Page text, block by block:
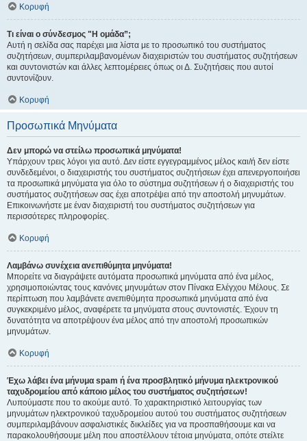
Κορυφή
Τι είναι ο σύνδεσμος "Η ομάδα”;
Αυτή η σελίδα σας παρέχει μια λίστα με το προσωπικό του συστήματος
συζητήσεων, συμπεριλαμβανομένων διαχειριστών του συστήματος συζητήσεων
και συντονιστών και άλλες λεπτομέρειες όπως οι Δ. Συζητήσεις που αυτοί
συντονίζουν.
Κορυφή
Προσωπικά Μηνύματα
Δεν μπορώ να στείλω προσωπικά μηνύματα!
Υπάρχουν τρεις λόγοι για αυτό. Δεν είστε εγγεγραμμένος μέλος και/ή δεν είστε
συνδεδεμένοι, ο διαχειριστής του συστήματος συζητήσεων έχει απενεργοποιήσει
τα προσωπικά μηνύματα για όλο το σύστημα συζητήσεων ή ο διαχειριστής του
συστήματος συζητήσεων σας έχει αποτρέψει από την αποστολή μηνυμάτων.
Επικοινωνήστε με έναν διαχειριστή του συστήματος συζητήσεων για
περισσότερες πληροφορίες.
Κορυφή
Λαμβάνω συνέχεια ανεπιθύμητα μηνύματα!
Μπορείτε να διαγράψετε αυτόματα προσωπικά μηνύματα από ένα μέλος,
χρησιμοποιώντας τους κανόνες μηνυμάτων στον Πίνακα Ελέγχου Μέλους. Σε
περίπτωση που λαμβάνετε ανεπιθύμητα προσωπικά μηνύματα από ένα
συγκεκριμένο μέλος, αναφέρετε τα μηνύματα στους συντονιστές. Έχουν τη
δυνατότητα να αποτρέψουν ένα μέλος από την αποστολή προσωπικών
μηνυμάτων.
Κορυφή
Έχω λάβει ένα μήνυμα spam ή ένα προσβλητικό μήνυμα ηλεκτρονικού
ταχυδρομείου από κάποιο μέλος του συστήματος συζητήσεων!
Λυπούμαστε που το ακούμε αυτό. Το χαρακτηριστικό λειτουργίας των
μηνυμάτων ηλεκτρονικού ταχυδρομείου αυτού του συστήματος συζητήσεων
συμπεριλαμβάνουν ασφαλιστικές δικλείδες για να προσπαθήσουμε και να
παρακολουθήσουμε μέλη που αποστέλλουν τέτοια μηνύματα, οπότε στείλτε